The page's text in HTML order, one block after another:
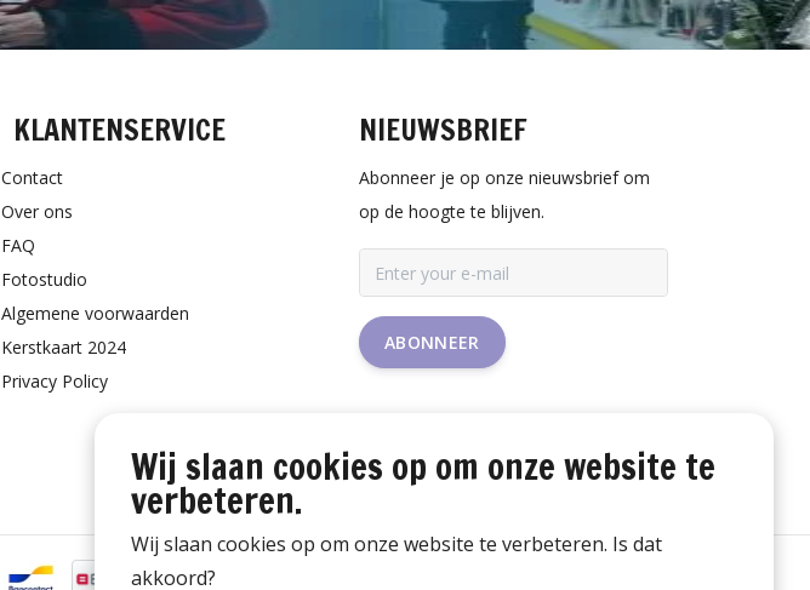
KLANTENSERVICE
Contact
Over ons
FAQ
Fotostudio
Algemene voorwaarden
Kerstkaart 2024
Privacy Policy
NIEUWSBRIEF
Abonneer je op onze nieuwsbrief om
op de hoogte te blijven.
ABONNEER
Wij slaan cookies op om onze website te
verbeteren.
Wij slaan cookies op om onze website te verbeteren. Is dat
akkoord?